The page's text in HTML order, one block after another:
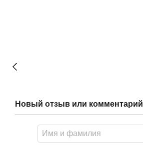
Новый отзыв или комментарий